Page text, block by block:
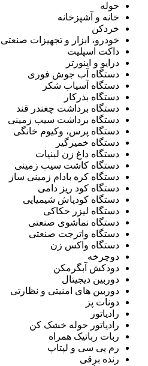
حوله
خانه و آشپزخانه
خردکن
خودرو، ابزار و تجهیزات صنعتی
داکت اسپلیت
درایو و اینورتر
دستگاه آب جوش فوری
دستگاه آسیاب شکر
دستگاه بذرکار
دستگاه برداشت چغندر قند
دستگاه برداشت سیب زمینی
دستگاه پرس، وکیوم خانگی
دستگاه خمیرگیر
دستگاه داغ زن لبنیات
دستگاه کاشت سیب زمینی
دستگاه کره بادام زمینی ساز
دستگاه کود ریز دامی
دستگاه کودپاش شیمیایی
دستگاه لیزر حکاکی
دستگاه نماشوی صنعتی
دستگاه واترجت صنعتی
دستگاه واکس زن
دوچرخه
دودکش آبگرمکن
دوربین دیجیتال
دوربین های امنیتی و نظارتی
دونات پز
رادیاتور
رادیاتور حوله خشک کن
ربات رباتیک همراه
رم پی سی و لپتاپ
رنده برقی